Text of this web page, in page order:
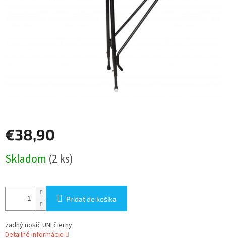
€38,90
cena:
Skladom (2 ks)
Pridať do košíka
zadný nosič UNI čierny
Detailné informácie